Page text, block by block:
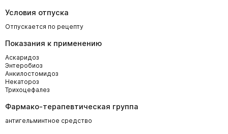
Условия отпуска
Отпускается по рецепту
Показания к применению
Аскаридоз
Энтеробиоз
Анкилостомидоз
Некатороз
Трихоцефалез
Фармако-терапевтическая группа
антигельминтное средство